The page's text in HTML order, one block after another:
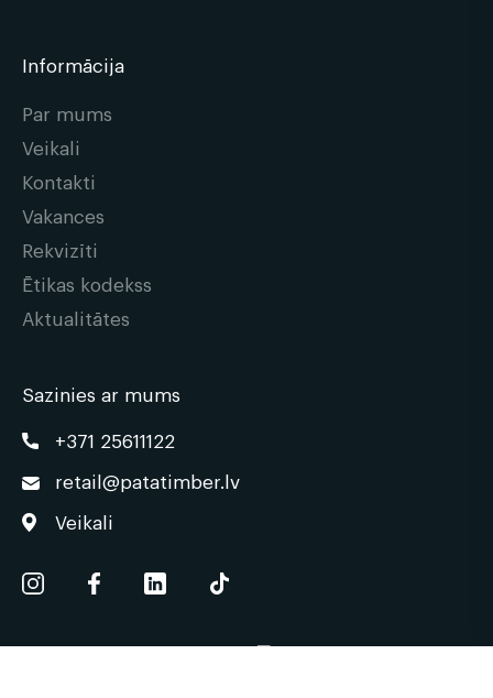
Informācija
Par mums
Veikali
Kontakti
Vakances
Rekvizīti
Ētikas kodekss
Aktualitātes
Sazinies ar mums
+371 25611122
retail@patatimber.lv
Veikali
© 2026 | patatimber.lv